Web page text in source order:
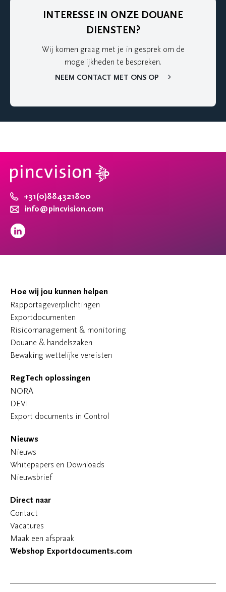
INTERESSE IN ONZE DOUANE
DIENSTEN?
Wij komen graag met je in gesprek om de
mogelijkheden te bespreken.
NEEM CONTACT MET ONS OP
+31(0)884321800
info@pincvision.com
Hoe wij jou kunnen helpen
Rapportageverplichtingen
Exportdocumenten
Risicomanagement & monitoring
Douane & handelszaken
Bewaking wettelijke vereisten
RegTech oplossingen
NORA
DEVI
Export documents in Control
Nieuws
Nieuws
Whitepapers en Downloads
Nieuwsbrief
Direct naar
Contact
Vacatures
Maak een afspraak
Webshop Exportdocuments.com